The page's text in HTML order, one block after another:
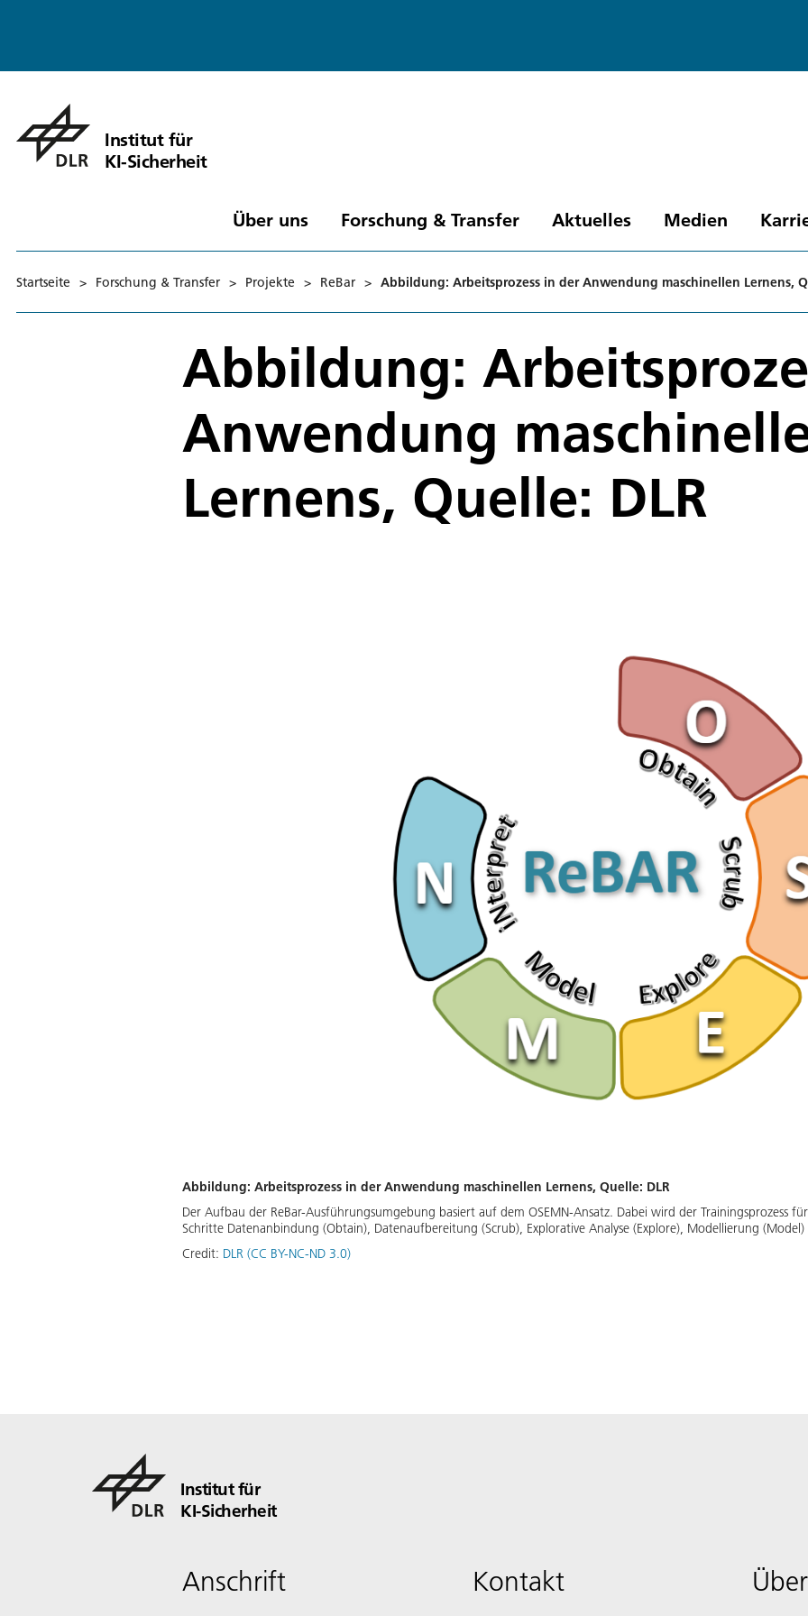
Institut für
KI-Sicherheit
Über uns Forschung & Transfer Aktuelles Medien
Startseite > Forschung & Transfer > Projekte > ReBar > Abbildung: Arbeitsprozess in der Anwendung maschinellen Lernens,
Abbildung:
Anwendung
Lernens, Quelle: DLR
Abbildung: Arbeitsprozess in der Anwendung maschinellen Lernens, Quelle: DLR
Der Aufbau der ReBar-Ausführungsumgebung basiert auf dem OSEMN-Ansatz. Dabei wird der Trainingsprozess
Schritte Datenanbindung (Obtain), Datenaufbereitung (Scrub), Explorative Analyse (Explore), Modellierung
Credit: DLR (CC BY-NC-ND 3.0)
Institut für
KI-Sicherheit
Anschrift Kontakt